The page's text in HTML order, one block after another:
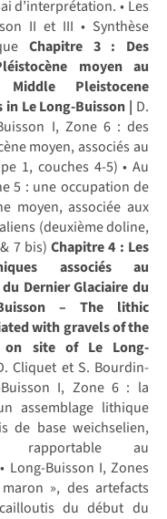
d’interprétation. • Les
II et III • Synthèse
Chapitre 3 : Des
moyen au
Pleistocene
Le Long-Buisson | D.
I, Zone 6 : des
moyen, associés au
1, couches 4-5) • Au
5 : une occupation de
moyen, associée aux
(deuxième doline,
7 bis)Chapitre 4 : Les
associés au
Dernier Glaciaire du
– The lithic
with gravels of the
on site of Le Long-
Cliquet et S. Bourdin-
I, Zone 6 : la
assemblage lithique
de base weichselien,
rapportable au
Long-Buisson I, Zones
», des artefacts
du début du